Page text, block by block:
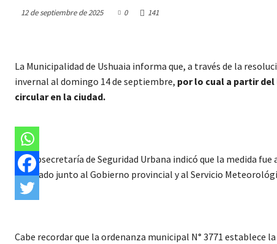
12 de septiembre de 2025 0 141
La Municipalidad de Ushuaia informa que, a través de la
invernal al domingo 14 de septiembre, por lo cual a partir
circular en la ciudad.
La Subsecretaría de Seguridad Urbana indicó que la medida
realizado junto al Gobierno provincial y al Servicio
Cabe recordar que la ordenanza municipal N° 3771